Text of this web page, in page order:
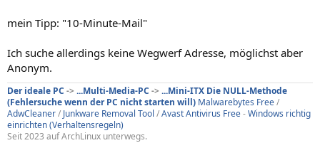
mein Tipp: "10-Minute-Mail"
Ich suche allerdings keine Wegwerf Adresse, möglichst aber
Anonym.
Der ideale PC ->...Multi-Media-PC ->...Mini-ITX Die NULL-Methode
(Fehlersuche wenn der PC nicht starten will) Malwarebytes Free/
AdwCleaner/ Junkware Removal Tool /Avast Antivirus Free-Windows richtig
einrichten (Verhaltensregeln)
Seit 2023 auf ArchLinux unterwegs.